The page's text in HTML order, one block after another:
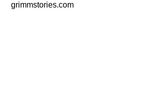
grimmstories.com